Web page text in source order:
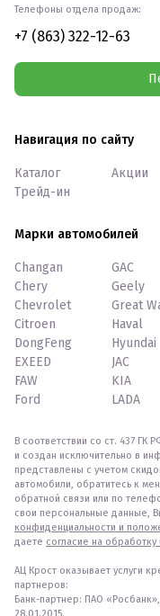
Телефоны отдела продаж:
+7 (863) 322-12-63
Навигация по сайту
Каталог
Трейд-ин
Акции
Марки автомобилей
Changan
Chery
Chevrolet
Citroen
DongFeng
EXEED
FAW
Ford
GAC
Geely
Great
Haval
Hyundai
JAC
KIA
LADA
В соответствии со ст. 437 ГК
и создан исключительно в
представлены с учетом
автомобили, обратитесь к
обратной связи или по
свои персональные данные,
конфиденциальности и
даете согласие на
АЦ Крост оказывает услуги
партнеров:
Банк-партнер: ПАО